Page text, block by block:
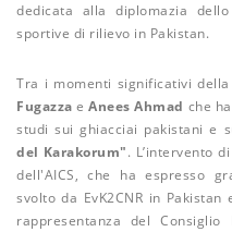
dedicata alla diplomazia
sportive di rilievo in Pakistan.
Tra i momenti significativi
Fugazza eAnees Ahmad che
studi sui ghiacciai pakistani e
del Karakorum". L’intervento di
dell'AICS, che ha espresso
svolto da EvK2CNR in Pakistan
rappresentanza del